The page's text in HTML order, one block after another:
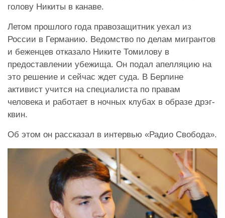
голову Никиты в канаве.
Летом прошлого года правозащитник уехал из
России в Германию. Ведомство по делам мигрантов
и беженцев отказало Никите Томилову в
предоставлении убежища. Он подал апелляцию на
это решение и сейчас ждет суда. В Берлине
активист учится на специалиста по правам
человека и работает в ночных клубах в образе дрэг-
квин.
Об этом он рассказал в интервью «Радио Свобода».